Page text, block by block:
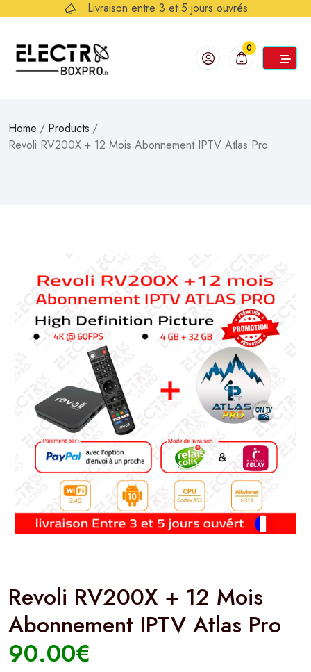
Livraison entre 3 et 5 jours ouvrés
0
Home / Products /
Revoli RV200X + 12 Mois Abonnement IPTV Atlas Pro
Revoli RV200X + 12 Mois
Abonnement IPTV Atlas Pro
90.00€